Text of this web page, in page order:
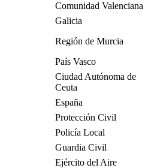
Comunidad Valenciana
Galicia
Región de Murcia
País Vasco
Ciudad Autónoma de
Ceuta
España
Protección Civil
Policía Local
Guardia Civil
Ejército del Aire